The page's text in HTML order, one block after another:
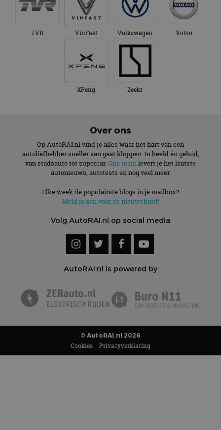
TVR VinFast Volkswagen Volvo
XPeng Zeekr
Over ons
Op AutoRAI.nl vind je alles waar het hart van een
autoliefhebber sneller van gaat kloppen. In beeld én geluid,
van stadsauto tot supercar. Ons teamlevert je het laatste
autonieuws, autotests en nog veel meer.
Elke week de populairste blogs in je mailbox?
Meld je aan voor de nieuwsbrief!
Volg AutoRAI.nl op social media
AutoRAI.nl is powered by
© AutoRAI.nl 2026
Cookies Privacyverklaring